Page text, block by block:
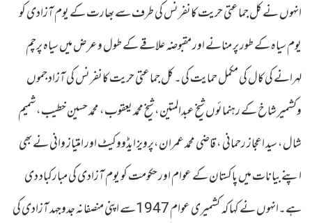
انہوں نے کل جماعتی حریت کانفرنس کی طرف سے بھارت کے یوم آزادی کو
یوم سیاہ کے طور پر منانے اور مقبوضہ علاقے کے طول وعرض میں سیاہ پرچم
لہرانے کی کال کی مکمل حمایت کی۔ کل جماعتی حریت کانفرنس کی آزاد جموں
وکشمیر شاخ کے رہنمائوں شیخ عبدالمتین، شیخ محمد یعقوب، محمد حسین خطیب، شمیم
شال، سید اعجاز رحمانی ، قاضی محمد عمران،پرویز ایڈووکیٹ اور امتیاز وانی نے بھی
اپنے بیانات میں پاکستان کے عوام اور حکومت کو یوم آزادی کی مبارکباد دی
ہے۔انہوں نے کہا کہ کشمیری عوام 1947سے اپنی منصفانہ جدوجہد آزادی کی